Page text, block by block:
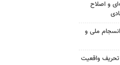
و اصلاح
ملی و
واقعیت